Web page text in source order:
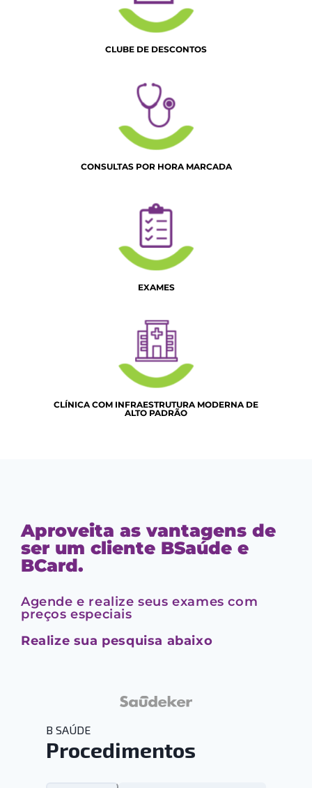
CLUBE DE DESCONTOS
CONSULTAS POR HORA MARCADA
EXAMES
CLÍNICA COM INFRAESTRUTURA MODERNA DE
ALTO PADRÃO
Aproveita as vantagens de
ser um cliente BSaúde e
BCard.
Agende e realize seus exames com
preços especiais
Realize sua pesquisa abaixo